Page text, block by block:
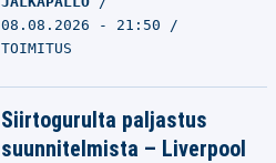
08.08.2026 - 21:50
TOIMITUS
Siirtogurulta paljastus
suunnitelmista – Liverpool